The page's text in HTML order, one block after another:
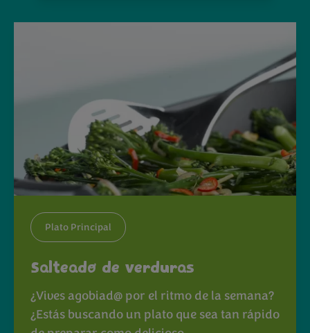
Plato Principal
Salteado de verduras
¿Vives agobiad@ por el ritmo de la semana?
¿Estás buscando un plato que sea tan rápido